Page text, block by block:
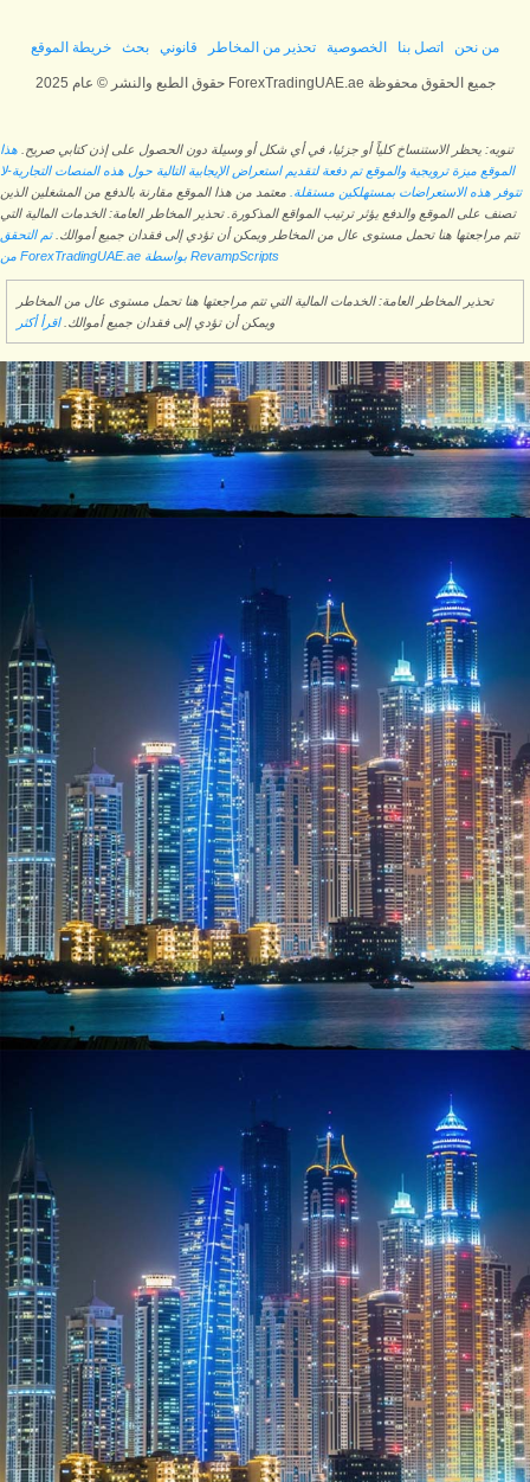
من نحن اتصل بنا الخصوصية تحذير من المخاطر قانوني بحث خريطة الموقع
حقوق الطبع والنشر © عام 2025 ForexTradingUAE.ae جميع الحقوق محفوظة
تنويه: يحظر الاستنساخ كلياً أو جزئيا، في أي شكل أو وسيلة دون الحصول على إذن كتابي صريح. هذا
الموقع ميزة ترويجية والموقع تم دفعة لتقديم استعراض الإيجابية التالية حول هذه المنصات التجارية-لا
تتوفر هذه الاستعراضات بمستهلكين مستقلة. معتمد من هذا الموقع مقارنة بالدفع من المشغلين الذين
تصنف على الموقع والدفع يؤثر ترتيب المواقع المذكورة. تحذير المخاطر العامة: الخدمات المالية التي
تتم مراجعتها هنا تحمل مستوى عال من المخاطر ويمكن أن تؤدي إلى فقدان جميع أموالك.تم التحقق
من ForexTradingUAE.ae بواسطة RevampScripts
تحذير المخاطر العامة: الخدمات المالية التي تتم مراجعتها هنا تحمل مستوى عال من المخاطر
ويمكن أن تؤدي إلى فقدان جميع أموالك.اقرأ أكثر